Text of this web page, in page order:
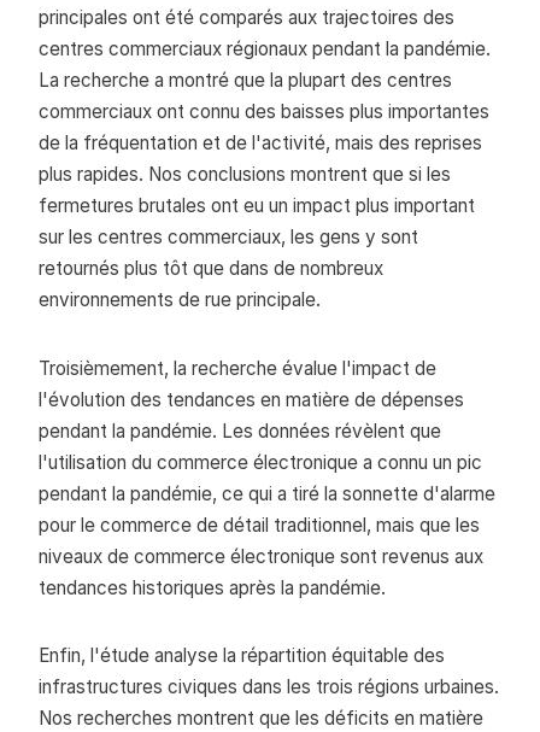
principales ont été comparés aux trajectoires des
centres commerciaux régionaux pendant la pandémie.
La recherche a montré que la plupart des centres
commerciaux ont connu des baisses plus importantes
de la fréquentation et de l'activité, mais des reprises
plus rapides. Nos conclusions montrent que si les
fermetures brutales ont eu un impact plus important
sur les centres commerciaux, les gens y sont
retournés plus tôt que dans de nombreux
environnements de rue principale.
Troisièmement, la recherche évalue l'impact de
l'évolution des tendances en matière de dépenses
pendant la pandémie. Les données révèlent que
l'utilisation du commerce électronique a connu un pic
pendant la pandémie, ce qui a tiré la sonnette d'alarme
pour le commerce de détail traditionnel, mais que les
niveaux de commerce électronique sont revenus aux
tendances historiques après la pandémie.
Enfin, l'étude analyse la répartition équitable des
infrastructures civiques dans les trois régions urbaines.
Nos recherches montrent que les déficits en matière